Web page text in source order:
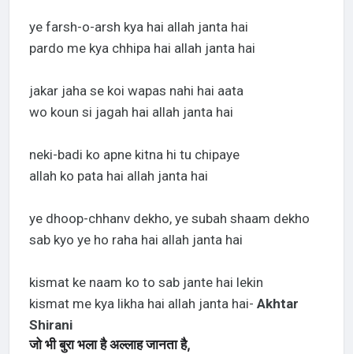
ye farsh-o-arsh kya hai allah janta hai
pardo me kya chhipa hai allah janta hai
jakar jaha se koi wapas nahi hai aata
wo koun si jagah hai allah janta hai
neki-badi ko apne kitna hi tu chipaye
allah ko pata hai allah janta hai
ye dhoop-chhanv dekho, ye subah shaam dekho
sab kyo ye ho raha hai allah janta hai
kismat ke naam ko to sab jante hai lekin
kismat me kya likha hai allah janta hai- Akhtar
Shirani
जो भी बुरा भला है अल्लाह जानता है,